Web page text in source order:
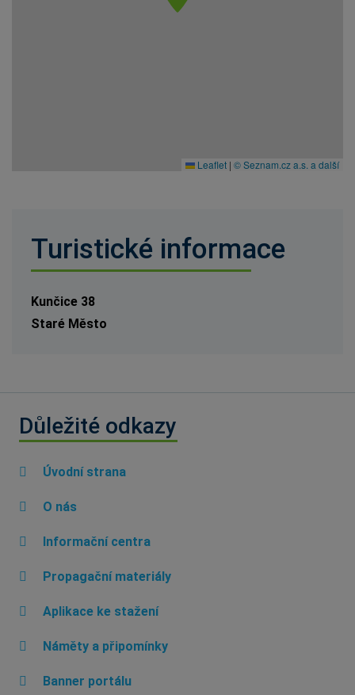
Leaflet | © Seznam.cz a.s. a další
Turistické informace
Kunčice 38
Staré Město
Důležité odkazy
Úvodní strana
O nás
Informační centra
Propagační materiály
Aplikace ke stažení
Náměty a připomínky
Banner portálu